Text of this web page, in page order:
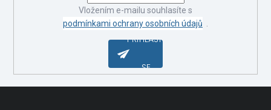
podmínkami ochrany osobních údajů
PŘIHLÁSIT
SE